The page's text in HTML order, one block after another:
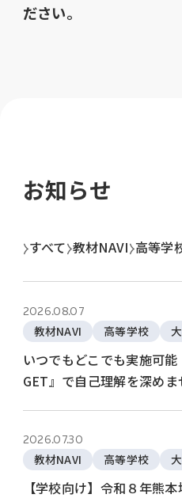
ださい。
お知らせ
すべて 教材NAVI 高等学
2026.08.07
教材NAVI 高等学校
いつでもどこでも実施可
GET』で自己理解を深めま
2026.07.30
教材NAVI 高等学校
【学校向け】令和８年熊